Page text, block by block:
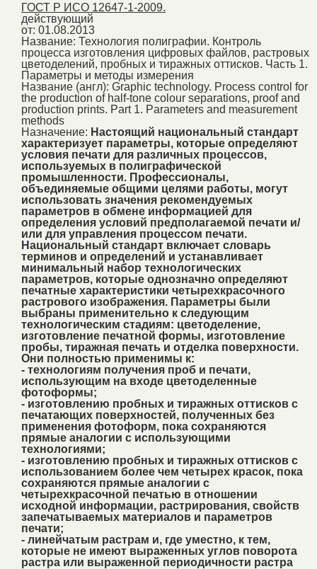
ГОСТ Р ИСО 12647-1-2009.
действующий
от: 01.08.2013
Название: Технология полиграфии. Контроль
процесса изготовления цифровых файлов, растровых
цветоделений, пробных и тиражных оттисков. Часть 1.
Параметры и методы измерения
Название (англ): Graphic technology. Process control for
the production of half-tone colour separations, proof and
production prints. Part 1. Parameters and measurement
methods
Назначение: Настоящий национальный стандарт
характеризует параметры, которые определяют
условия печати для различных процессов,
используемых в полиграфической
промышленности. Профессионалы,
объединяемые общими целями работы, могут
использовать значения рекомендуемых
параметров в обмене информацией для
определения условий предполагаемой печати и/
или для управления процессом печати.
Национальный стандарт включает словарь
терминов и определений и устанавливает
минимальный набор технологических
параметров, которые однозначно определяют
печатные характеристики четырехкрасочного
растрового изображения. Параметры были
выбраны применительно к следующим
технологическим стадиям: цветоделение,
изготовление печатной формы, изготовление
пробы, тиражная печать и отделка поверхности.
Они полностью применимы к:
- технологиям получения проб и печати,
использующим на входе цветоделенные
фотоформы;
- изготовлению пробных и тиражных оттисков с
печатающих поверхностей, полученных без
применения фотоформ, пока сохраняются
прямые аналогии с использующими
технологиями;
- изготовлению пробных и тиражных оттисков с
использованием более чем четырех красок, пока
сохраняются прямые аналогии с
четырехкрасочной печатью в отношении
исходной информации, растрирования, свойств
запечатываемых материалов и параметров
печати;
- линейчатым растрам и, где уместно, к тем,
которые не имеют выраженных углов поворота
растра или выраженной периодичности растра